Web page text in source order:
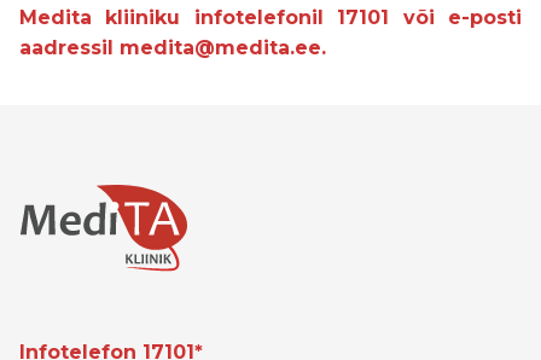
Medita kliiniku infotelefonil 17101 või e-posti
aadressil medita@medita.ee.
Infotelefon 17101*